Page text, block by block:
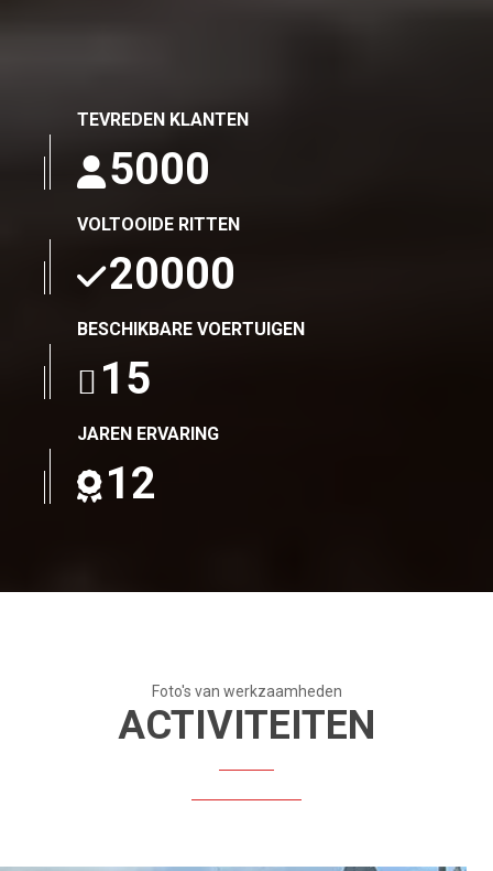
TEVREDEN KLANTEN
5000
VOLTOOIDE RITTEN
20000
BESCHIKBARE VOERTUIGEN
15
JAREN ERVARING
12
Foto's van werkzaamheden
ACTIVITEITEN